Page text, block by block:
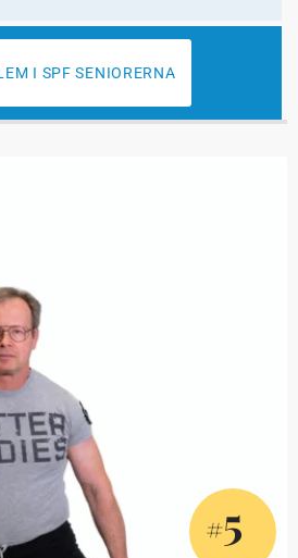
I SPF SENIORERNA
#5